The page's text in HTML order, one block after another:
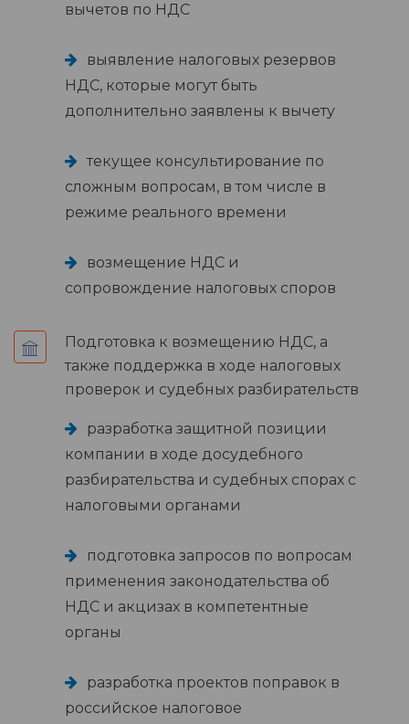
вычетов по НДС
выявление налоговых резервов
НДС, которые могут быть
дополнительно заявлены к вычету
текущее консультирование по
сложным вопросам, в том числе в
режиме реального времени
возмещение НДС и
сопровождение налоговых споров
Подготовка к возмещению НДС, а
также поддержка в ходе налоговых
проверок и судебных разбирательств
разработка защитной позиции
компании в ходе досудебного
разбирательства и судебных спорах с
налоговыми органами
подготовка запросов по вопросам
применения законодательства об
НДС и акцизах в компетентные
органы
разработка проектов поправок в
российское налоговое